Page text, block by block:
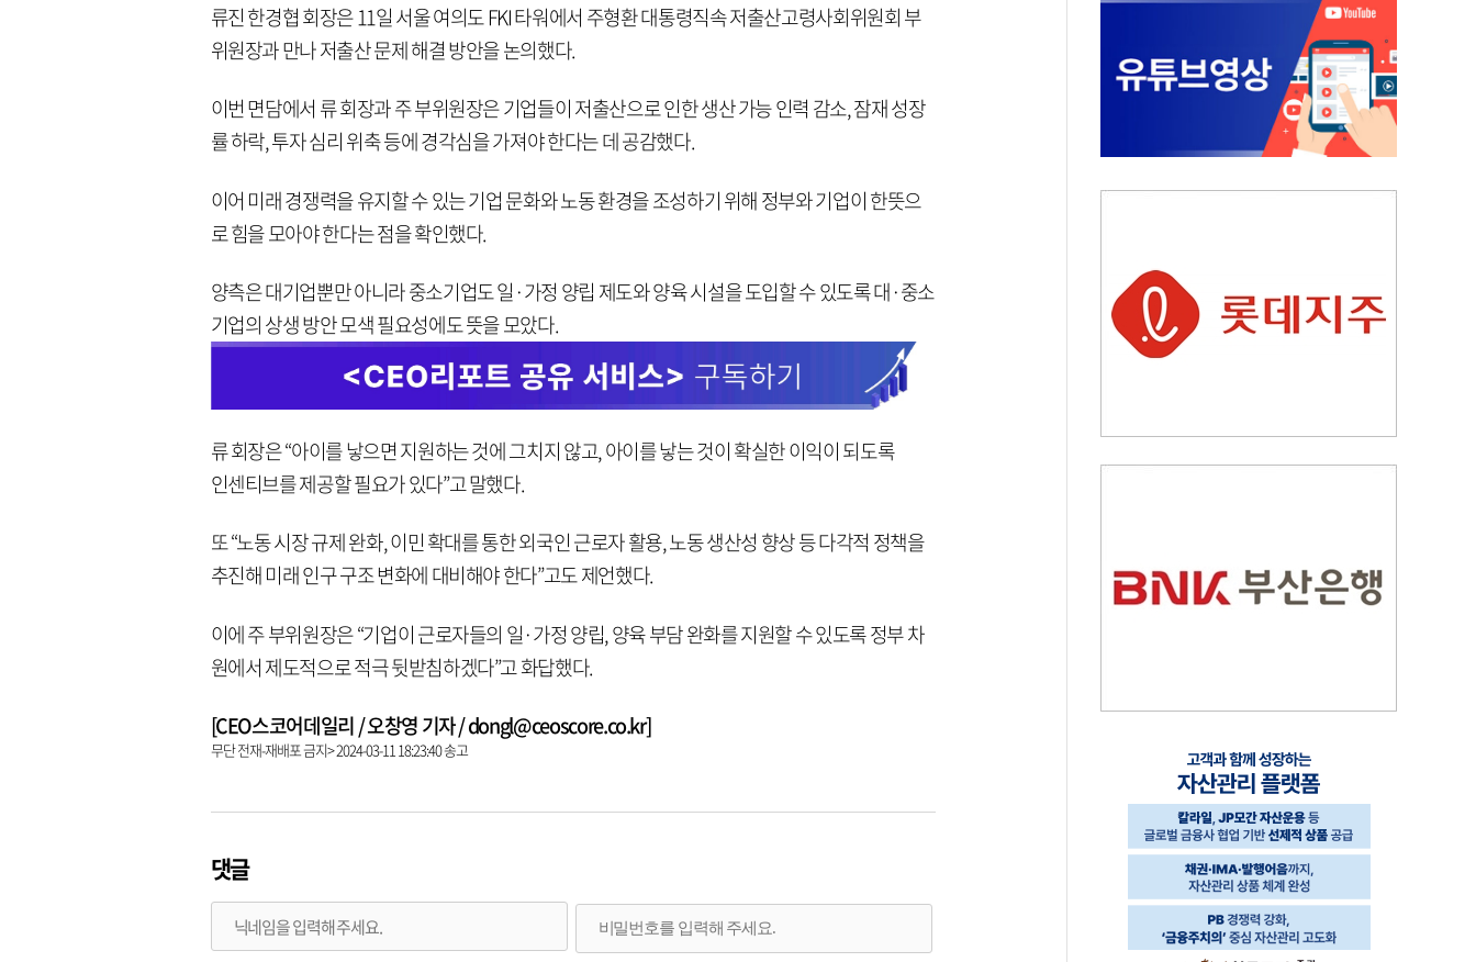
류진 한경협 회장은 11일 서울 여의도 FKI 타워에서 주형환 대통령직속 저출산고령사회위원회 부
위원장과 만나 저출산 문제 해결 방안을 논의했다.
이번 면담에서 류 회장과 주 부위원장은 기업들이 저출산으로 인한 생산 가능 인력 감소, 잠재 성장
률 하락, 투자 심리 위축 등에 경각심을 가져야 한다는 데 공감했다.
이어 미래 경쟁력을 유지할 수 있는 기업 문화와 노동 환경을 조성하기 위해 정부와 기업이 한뜻으
로 힘을 모아야 한다는 점을 확인했다.
양측은 대기업뿐만 아니라 중소기업도 일·가정 양립 제도와 양육 시설을 도입할 수 있도록 대·중소
기업의 상생 방안 모색 필요성에도 뜻을 모았다.
류 회장은 “아이를 낳으면 지원하는 것에 그치지 않고, 아이를 낳는 것이 확실한 이익이 되도록
인센티브를 제공할 필요가 있다”고 말했다.
또 “노동 시장 규제 완화, 이민 확대를 통한 외국인 근로자 활용, 노동 생산성 향상 등 다각적 정책을
추진해 미래 인구 구조 변화에 대비해야 한다”고도 제언했다.
이에 주 부위원장은 “기업이 근로자들의 일·가정 양립, 양육 부담 완화를 지원할 수 있도록 정부 차
원에서 제도적으로 적극 뒷받침하겠다”고 화답했다.
[CEO스코어데일리 / 오창영 기자 / dongl@ceoscore.co.kr]
무단 전재-재배포 금지> 2024-03-11 18:23:40 송고
댓글